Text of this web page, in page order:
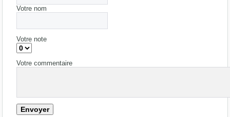
Votre nom
Votre note
Votre commentaire